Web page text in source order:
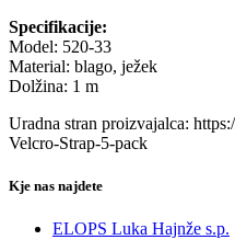
Specifikacije:
Model: 520-33
Material: blago, ježek
Dolžina: 1 m
Uradna stran proizvajalca:
Velcro-Strap-5-pack
Kje nas najdete
ELOPS Luka Hajnže s.p.